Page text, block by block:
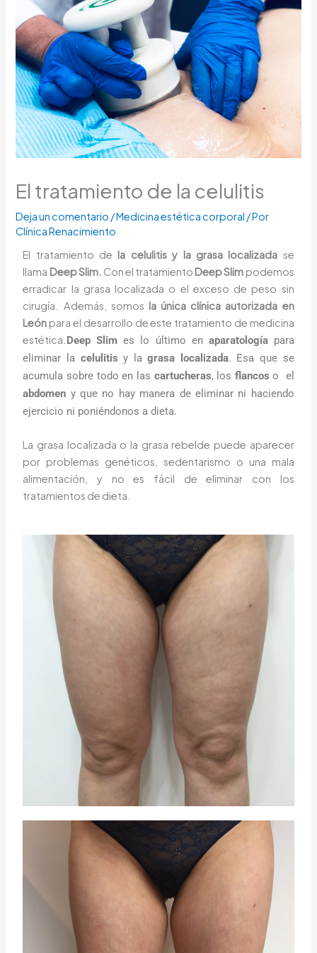
El tratamiento de la celulitis
Deja un comentario /Medicina estética corporal / Por
Clínica Renacimiento
El tratamiento de la celulitis y la grasa localizada se
llama Deep Slim. Con el tratamiento Deep Slim podemos
erradicar la grasa localizada o el exceso de peso sin
cirugía. Además, somos la única clínica autorizada en
León para el desarrollo de este tratamiento de medicina
estética. Deep Slimes lo último en aparatologíapara
eliminar la celulitis y lagrasa localizada. Esa que se
acumula sobre todo en las cartucheras, los flancos o el
abdomen y que no hay manera de eliminar ni haciendo
ejercicio ni poniéndonos a dieta.
La grasa localizada o la grasa rebelde puede aparecer
por problemas genéticos, sedentarismo o una mala
alimentación, y no es fácil de eliminar con los
tratamientos de dieta.